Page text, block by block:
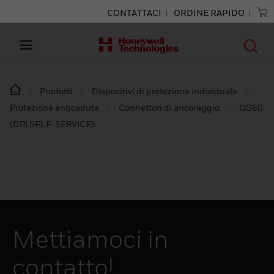
CONTATTACI ORDINE RAPIDO
Prodotti
Dispositivi di protezione individuale
Protezione anticaduta
Connettori di ancoraggio
GO60
(DPI SELF-SERVICE)
Mettiamoci in
contatto!